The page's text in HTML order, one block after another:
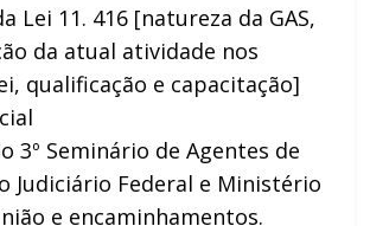
Lei 11. 416 [natureza da GAS,
da atual atividade nos
qualificação e capacitação]
3º Seminário de Agentes de
Judiciário Federal e Ministério
e encaminhamentos.